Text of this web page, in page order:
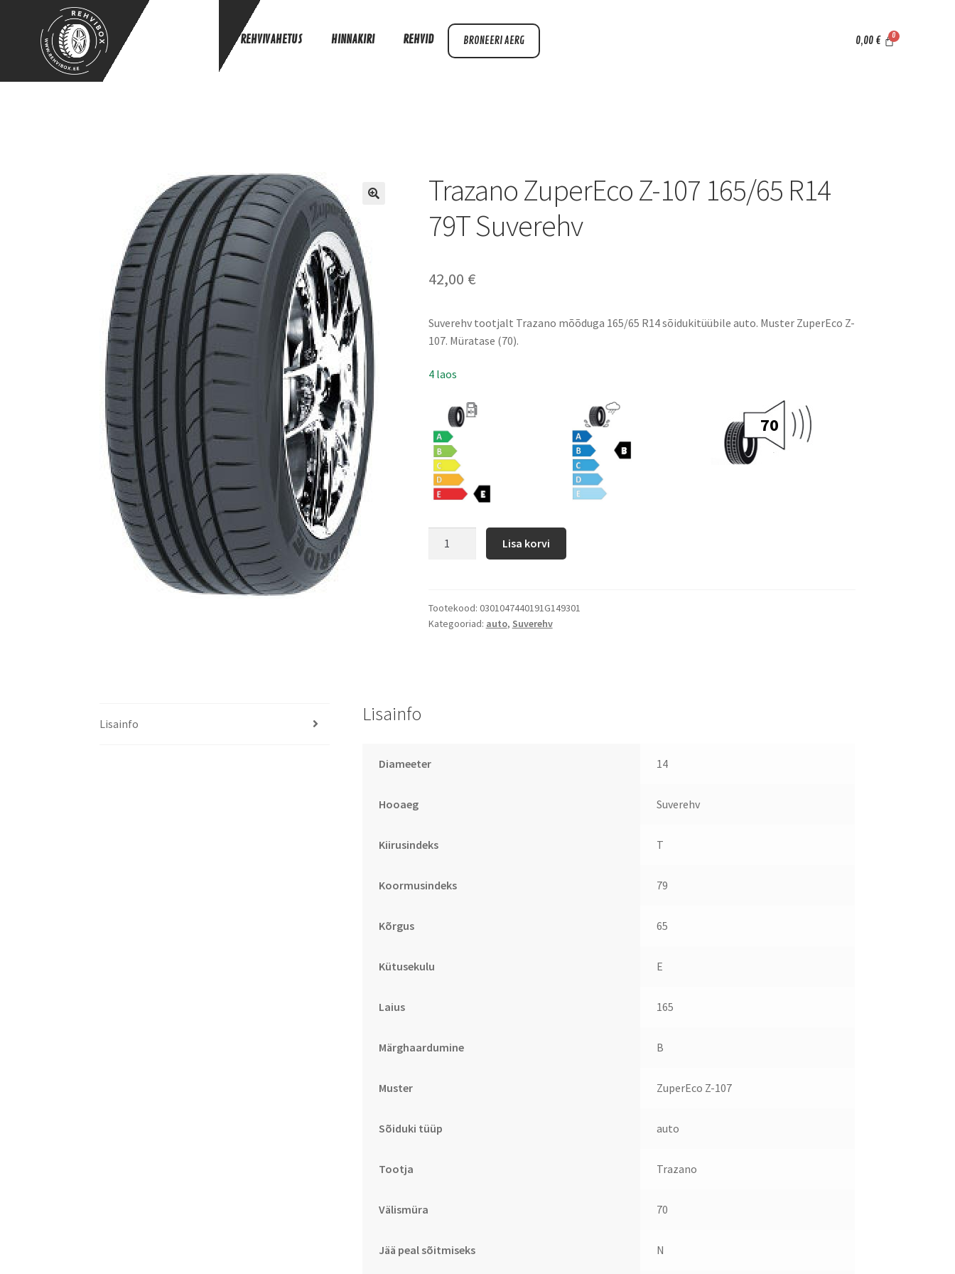
REHVIVAHETUS HINNAKIRI REHVID BRONEERI AERG 0,00 €
Trazano ZuperEco Z-107 165/65 R14
79T Suverehv
42,00 €
Suverehv tootjalt Trazano mõõduga 165/65 R14 sõidukitüübile auto. Muster ZuperEco Z-
107. Müratase (70).
4 laos
70
Lisa korvi
Tootekood: 0301047440191G149301
Kategooriad: auto, Suverehv
Lisainfo Lisainfo
Diameeter 14
Hooaeg Suverehv
Kiirusindeks T
Koormusindeks 79
Kõrgus 65
Kütusekulu E
Laius 165
Märghaardumine B
Muster ZuperEco Z-107
Sõiduki tüüp auto
Tootja Trazano
Välismüra 70
Jää peal sõitmiseks N